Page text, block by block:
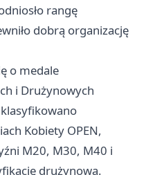
rangę
dobrą organizację
o medale
i Drużynowych
Kobiety OPEN,
M20, M30, M40 i
drużynową.